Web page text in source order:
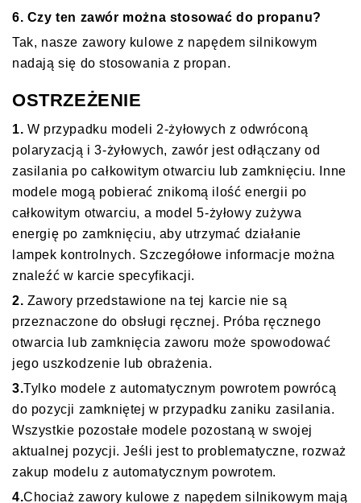
6. Czy ten zawór można stosować do propanu?
Tak, nasze zawory kulowe z napędem silnikowym
nadają się do stosowania z propan.
OSTRZEŻENIE
1. W przypadku modeli 2-żyłowych z odwróconą
polaryzacją i 3-żyłowych, zawór jest odłączany od
zasilania po całkowitym otwarciu lub zamknięciu. Inne
modele mogą pobierać znikomą ilość energii po
całkowitym otwarciu, a model 5-żyłowy zużywa
energię po zamknięciu, aby utrzymać działanie
lampek kontrolnych. Szczegółowe informacje można
znaleźć w karcie specyfikacji.
2. Zawory przedstawione na tej karcie nie są
przeznaczone do obsługi ręcznej. Próba ręcznego
otwarcia lub zamknięcia zaworu może spowodować
jego uszkodzenie lub obrażenia.
3.Tylko modele z automatycznym powrotem powrócą
do pozycji zamkniętej w przypadku zaniku zasilania.
Wszystkie pozostałe modele pozostaną w swojej
aktualnej pozycji. Jeśli jest to problematyczne, rozważ
zakup modelu z automatycznym powrotem.
4.Chociaż zawory kulowe z napędem silnikowym mają